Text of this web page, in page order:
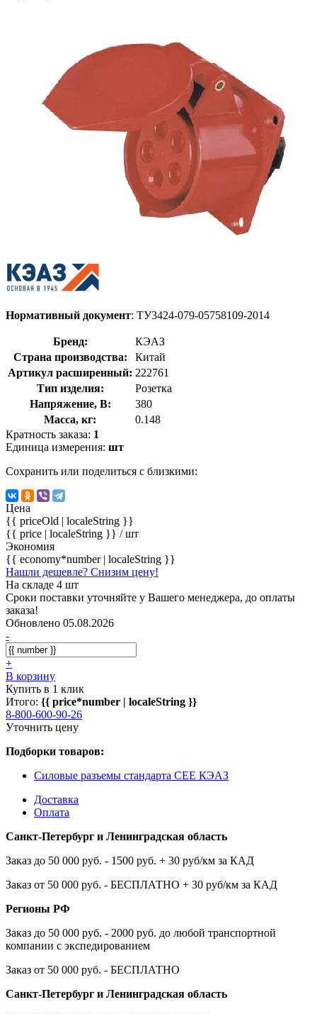
Нормативный документ: ТУ3424-079-05758109-2014
Бренд:
КЭАЗ
Страна производства:
Китай
Артикул расширенный: 222761
Тип изделия:
Розетка
Напряжение, В:
380
Масса, кг:
0.148
Кратность заказа: 1
Единица измерения: шт
Сохранить или поделиться с близкими:
Цена
{{ priceOld | localeString }}
{{ price | localeString }} / шт
Экономия
{{ economy*number | localeString }}
Нашли дешевле? Снизим цену!
На складе 4 шт
Сроки поставки уточняйте у Вашего менеджера, до оплаты
заказа!
Обновлено 05.08.2026
-
+
В корзину
Купить в 1 клик
Итого: {{ price*number | localeString }}
8-800-600-90-26
Уточнить цену
Подборки товаров:
Силовые разъемы стандарта CEE КЭАЗ
Доставка
Оплата
Санкт-Петербург и Ленинградская область
Заказ до 50 000 руб. - 1500 руб. + 30 руб/км за КАД
Заказ от 50 000 руб. - БЕСПЛАТНО + 30 руб/км за КАД
Регионы РФ
Заказ до 50 000 руб. - 2000 руб. до любой транспортной
компании с экспедированием
Заказ от 50 000 руб. - БЕСПЛАТНО
Санкт-Петербург и Ленинградская область